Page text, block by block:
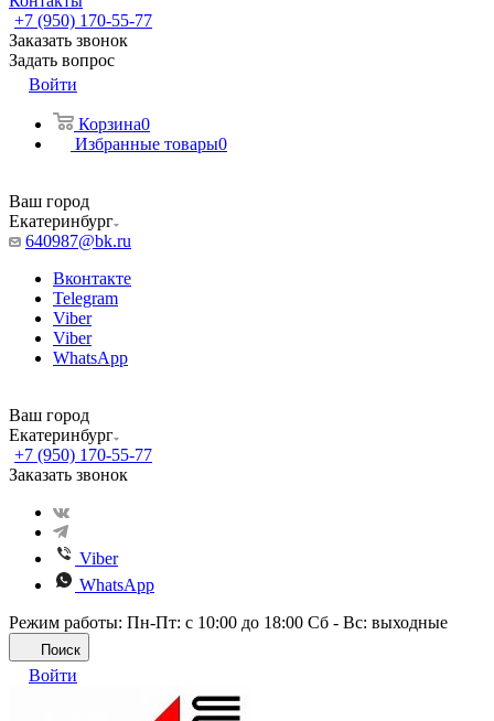
+7 (950) 170-55-77
Заказать звонок
Задать вопрос
Войти
Корзина0
Избранные товары0
Ваш город
Екатеринбург
640987@bk.ru
Вконтакте
Telegram
Viber
Viber
WhatsApp
Ваш город
Екатеринбург
+7 (950) 170-55-77
Заказать звонок
Viber
WhatsApp
Режим работы: Пн-Пт: с 10:00 до 18:00 Сб - Вс: выходные
Поиск
Войти